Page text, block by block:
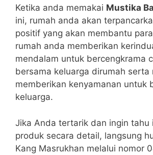
Ketika anda memakai Mustika
ini, rumah anda akan
positif yang akan membantu
rumah anda memberikan
mendalam untuk bercengkrama
bersama keluarga dirumah serta
memberikan kenyamanan untuk
keluarga.
Jika Anda tertarik dan ingin tahu
produk secara detail, langsung
Kang Masrukhan melalui nomor